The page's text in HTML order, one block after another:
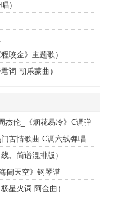
）
咬金》主题歌）
词 朝乐蒙曲）
杰伦_《烟花易冷》C调弹
苦情歌曲 C调六线弹唱
、简谱混排版）
阔天空》钢琴谱
星火词 阿金曲）